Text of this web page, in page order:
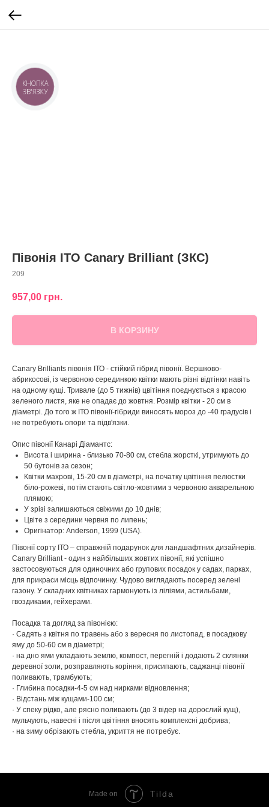
Півонія ІТО Canary Brilliant (ЗКС)
209
957,00 грн.
В КОРЗИНУ
Canary Brilliants півонія ІТО - стійкий гібрид півонії. Вершково-
абрикосові, із червоною серединкою квітки мають різні відтінки навіть
на одному кущі. Тривале (до 5 тижнів) цвітіння поєднується з красою
зеленого листя, яке не опадає до жовтня. Розмір квітки - 20 см в
діаметрі. До того ж ІТО півонії-гібриди виносять мороз до -40 градусів і
не потребують опори та підв'язки.
Опис півонії Канарі Діамантс:
Висота і ширина - близько 70-80 см, стебла жорсткі, утримують до
50 бутонів за сезон;
Квітки махрові, 15-20 см в діаметрі, на початку цвітіння пелюстки
біло-рожеві, потім стають світло-жовтими з червоною акварельною
плямою;
У зрізі залишаються свіжими до 10 днів;
Цвіте з середини червня по липень;
Оригінатор: Anderson, 1999 (USА).
Півонії сорту ІТО – справжній подарунок для ландшафтних дизайнерів.
Canary Brilliant - один з найбільших жовтих півонії, які успішно
застосовуються для одиночних або групових посадок у садах, парках,
для прикраси місць відпочинку. Чудово виглядають посеред зелені
газону. У складних квітниках гармонують із ліліями, астильбами,
гвоздиками, гейхерами.
Посадка та догляд за півонією:
· Садять з квітня по травень або з вересня по листопад, в посадкову
яму до 50-60 см в діаметрі;
· на дно ями укладають землю, компост, перегній і додають 2 склянки
деревної золи, розправляють коріння, присипають, саджанці півонії
поливають, трамбують;
· Глибина посадки-4-5 см над нирками відновлення;
· Відстань між кущами-100 см;
· У спеку рідко, але рясно поливають (до 3 відер на дорослий кущ),
мульчують, навесні і після цвітіння вносять комплексні добрива;
· на зиму обрізають стебла, укриття не потребує.
Made on Tilda
КНОПКА
ЗВ'ЯЗКУ